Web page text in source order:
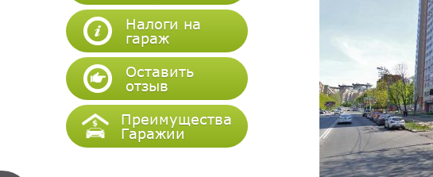
Налоги на
гараж
Оставить
отзыв
Преимущества
Гаражии